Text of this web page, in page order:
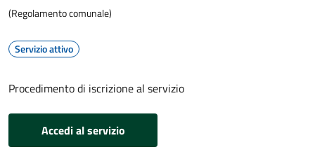
(Regolamento comunale)
Servizio attivo
Procedimento di iscrizione al servizio
Accedi al servizio